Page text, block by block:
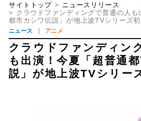
サイトトップ
ニュースリリース
クラウドファンディングで普通の人も
都市カシワ伝説」が地上波TVシリーズ初
ニュース アニメ
クラウドファンディン
も出演！今夏「超普通
説」が地上波TVシリー